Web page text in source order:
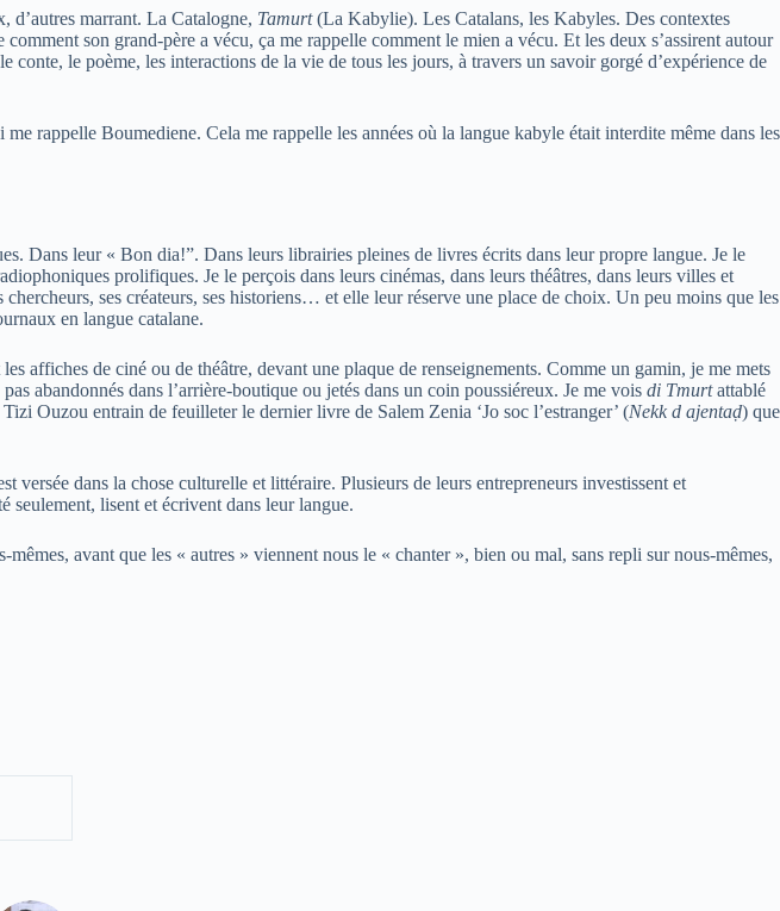
d’autres marrant. La Catalogne, Tamurt(La Kabylie). Les Catalans, les Kabyles. Des contextes
son grand-père a vécu, ça me rappelle comment le mien a vécu. Et les deux s’assirent autour
le poème, les interactions de la vie de tous les jours, à travers un savoir gorgé d’expérience de
rappelle Boumediene. Cela me rappelle les années où la langue kabyle était interdite même dans les
Dans leur « Bon dia!”. Dans leurs librairies pleines de livres écrits dans leur propre langue. Je le
prolifiques. Je le perçois dans leurs cinémas, dans leurs théâtres, dans leurs villes et
ses créateurs, ses historiens… et elle leur réserve une place de choix. Un peu moins que les
en langue catalane.
affiches de ciné ou de théâtre, devant une plaque de renseignements. Comme un gamin, je me mets
abandonnés dans l’arrière-boutique ou jetés dans un coin poussiéreux. Je me vois di Tmurtattablé
Ouzou entrain de feuilleter le dernier livre de Salem Zenia ‘Jo soc l’estranger’ (Nekk d ajentaḍ) que
dans la chose culturelle et littéraire. Plusieurs de leurs entrepreneurs investissent et
seulement, lisent et écrivent dans leur langue.
avant que les « autres » viennent nous le « chanter », bien ou mal, sans repli sur nous-mêmes,